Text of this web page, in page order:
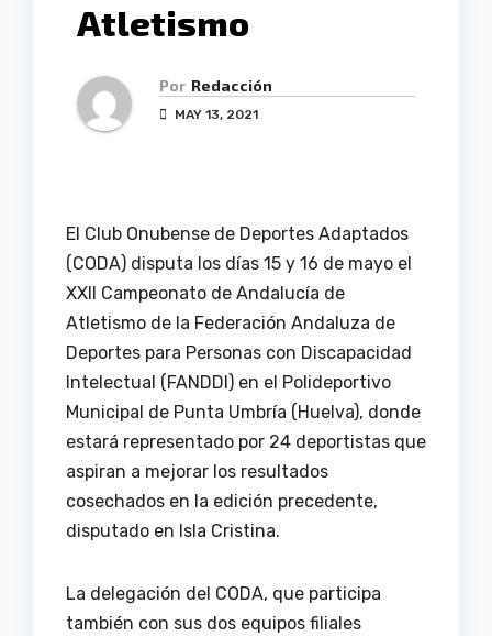
Atletismo
Por Redacción
MAY 13, 2021
El Club Onubense de Deportes Adaptados
(CODA) disputa los días 15 y 16 de mayo el
XXII Campeonato de Andalucía de
Atletismo de la Federación Andaluza de
Deportes para Personas con Discapacidad
Intelectual (FANDDI) en el Polideportivo
Municipal de Punta Umbría (Huelva), donde
estará representado por 24 deportistas que
aspiran a mejorar los resultados
cosechados en la edición precedente,
disputado en Isla Cristina.
La delegación del CODA, que participa
también con sus dos equipos filiales